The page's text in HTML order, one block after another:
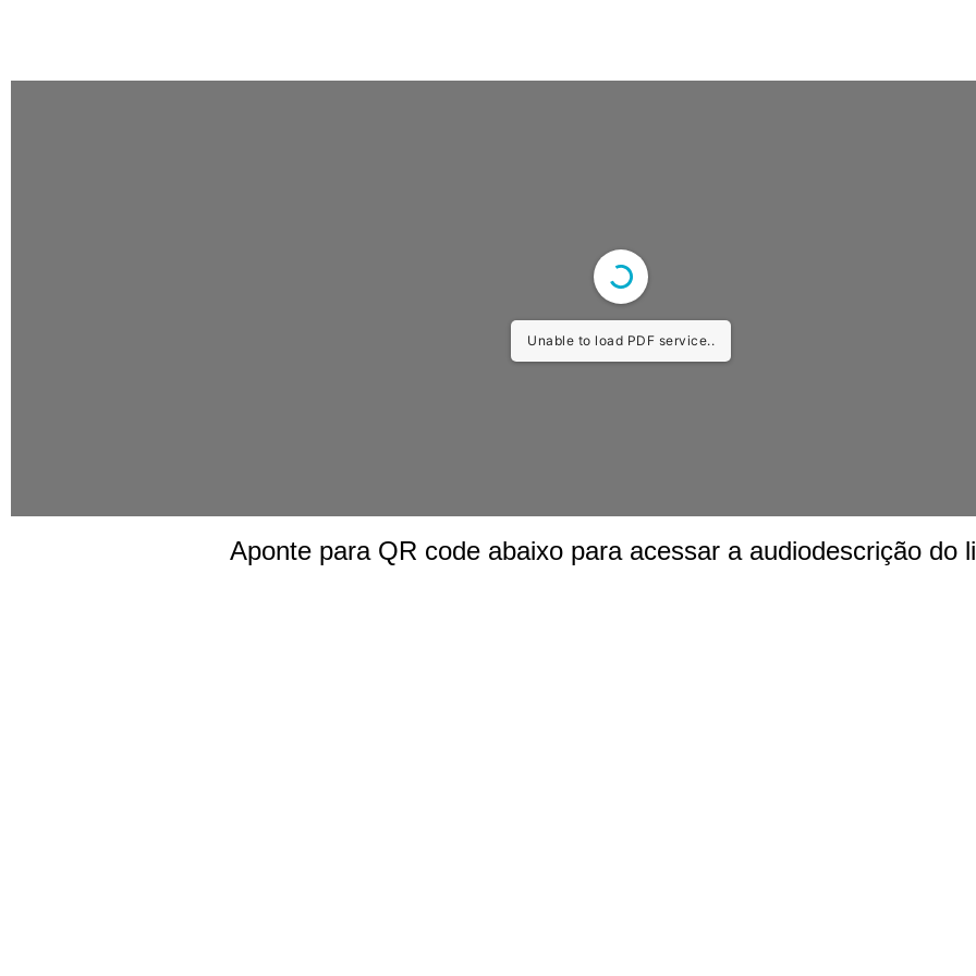
Unable to load PDF service..
Aponte para QR code abaixo para acessar a audiodescrição do